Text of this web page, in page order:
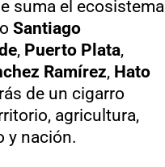
suma el ecosistema
Santiago
, Puerto Plata,
Ramírez, Hato
de un cigarro
agricultura,
y nación.